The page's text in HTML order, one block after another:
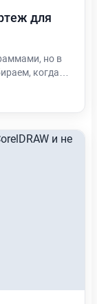
для
но в
когда